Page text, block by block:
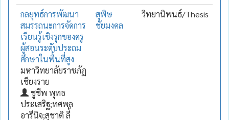
กลยุทธ์การพัฒนา
สมรรถนะการจัดการ
เรียนรู้เชิงรุกของครู
ผู้สอนระดับประถม
ศึกษาในพื้นที่สูง
มหาวิทยาลัยราชภัฏ
เชียงราย
ชูชีพ พุทธ
ประเสริฐ;ทศพล
อารีนิจ;สุชาติ ลี้
สุพิษ
ชัยมงคล
วิทยานิพนธ์/Thesis